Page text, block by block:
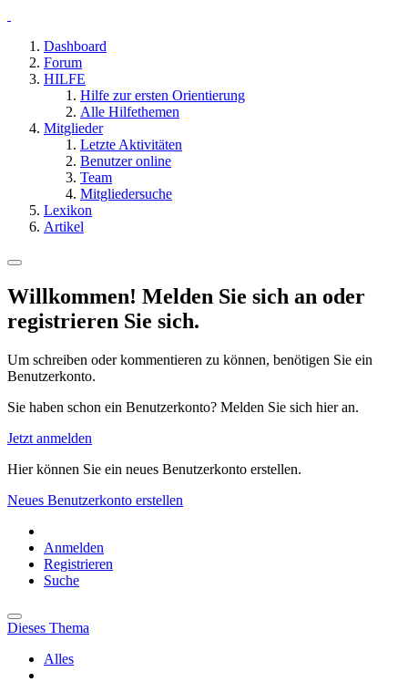
Dashboard
Forum
HILFE
Hilfe zur ersten Orientierung
Alle Hilfethemen
Mitglieder
Letzte Aktivitäten
Benutzer online
Team
Mitgliedersuche
Lexikon
Artikel
Willkommen! Melden Sie sich an oder
registrieren Sie sich.
Um schreiben oder kommentieren zu können, benötigen Sie ein
Benutzerkonto.
Sie haben schon ein Benutzerkonto? Melden Sie sich hier an.
Jetzt anmelden
Hier können Sie ein neues Benutzerkonto erstellen.
Neues Benutzerkonto erstellen
Anmelden
Registrieren
Suche
Dieses Thema
Alles